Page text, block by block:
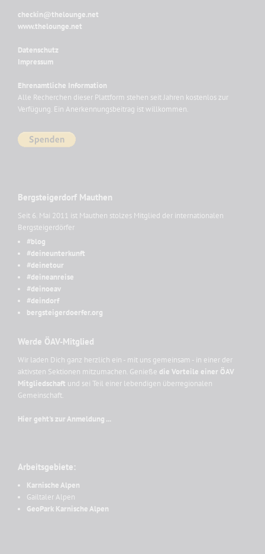
checkin@thelounge.net
www.thelounge.net
Datenschutz
Impressum
Ehrenamtliche Information
Alle Recherchen dieser Plattform stehen seit Jahren kostenlos zur
Verfügung. Ein Anerkennungsbeitrag ist willkommen.
Bergsteigerdorf Mauthen
Seit 6. Mai 2011 ist Mauthen stolzes Mitglied der internationalen
Bergsteigerdörfer
#blog
#deineunterkunft
#deinetour
#deineanreise
#deinoeav
#deindorf
bergsteigerdoerfer.org
Werde ÖAV-Mitglied
Wir laden Dich ganz herzlich ein - mit uns gemeinsam - in einer der
aktivsten Sektionen mitzumachen. Genieße die Vorteile einer ÖAV
Mitgliedschaft und sei Teil einer lebendigen überregionalen
Gemeinschaft.
Hier geht's zur Anmeldung ...
Arbeitsgebiete:
Karnische Alpen
Gailtaler Alpen
GeoPark Karnische Alpen